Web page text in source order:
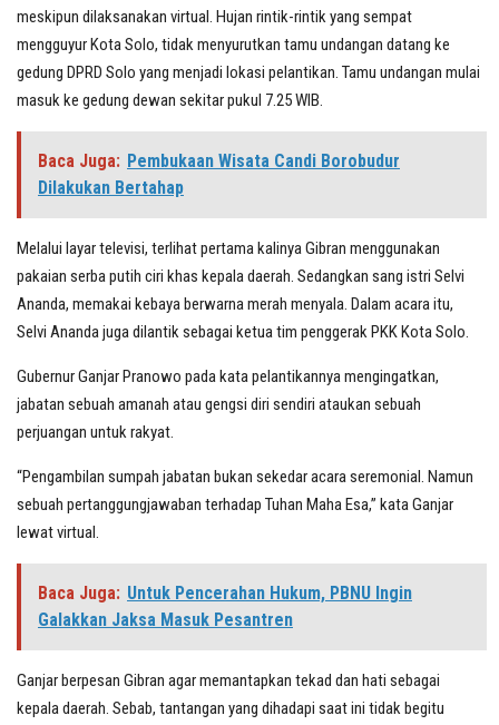
meskipun dilaksanakan virtual. Hujan rintik-rintik yang sempat
mengguyur Kota Solo, tidak menyurutkan tamu undangan datang ke
gedung DPRD Solo yang menjadi lokasi pelantikan. Tamu undangan mulai
masuk ke gedung dewan sekitar pukul 7.25 WIB.
Baca Juga: Pembukaan Wisata Candi Borobudur
Dilakukan Bertahap
Melalui layar televisi, terlihat pertama kalinya Gibran menggunakan
pakaian serba putih ciri khas kepala daerah. Sedangkan sang istri Selvi
Ananda, memakai kebaya berwarna merah menyala. Dalam acara itu,
Selvi Ananda juga dilantik sebagai ketua tim penggerak PKK Kota Solo.
Gubernur Ganjar Pranowo pada kata pelantikannya mengingatkan,
jabatan sebuah amanah atau gengsi diri sendiri ataukan sebuah
perjuangan untuk rakyat.
“Pengambilan sumpah jabatan bukan sekedar acara seremonial. Namun
sebuah pertanggungjawaban terhadap Tuhan Maha Esa,” kata Ganjar
lewat virtual.
Baca Juga: Untuk Pencerahan Hukum, PBNU Ingin
Galakkan Jaksa Masuk Pesantren
Ganjar berpesan Gibran agar memantapkan tekad dan hati sebagai
kepala daerah. Sebab, tantangan yang dihadapi saat ini tidak begitu